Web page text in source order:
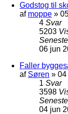
Godstog til
af moppe »
4 Svar
5203
06 jun
Faller
af Søren » 04
1 Svar
3598
04 jun